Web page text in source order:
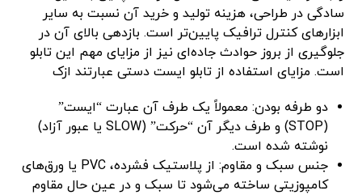
سادگی در طراحی، هزینه تولید و خرید آن نسبت به سایر
ابزارهای کنترل ترافیک پایین‌تر است. بازدهی بالای آن در
جلوگیری از بروز حوادث جاده‌ای نیز از مزایای مهم این تابلو
است. مزایای استفاده از تابلو ایست دستی عبارتند ازک
دو طرفه بودن: معمولاً یک طرف آن عبارت “ایست”
(STOP) و طرف دیگر آن “حرکت” (SLOW یا عبور آزاد)
نوشته شده است.
جنس سبک و مقاوم: از پلاستیک فشرده، PVC یا ورق‌های
کامپوزیتی ساخته می‌شود تا سبک و در عین حال مقاوم